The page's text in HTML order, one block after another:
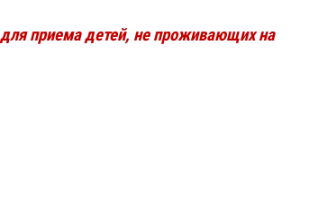
приема детей, не проживающих на